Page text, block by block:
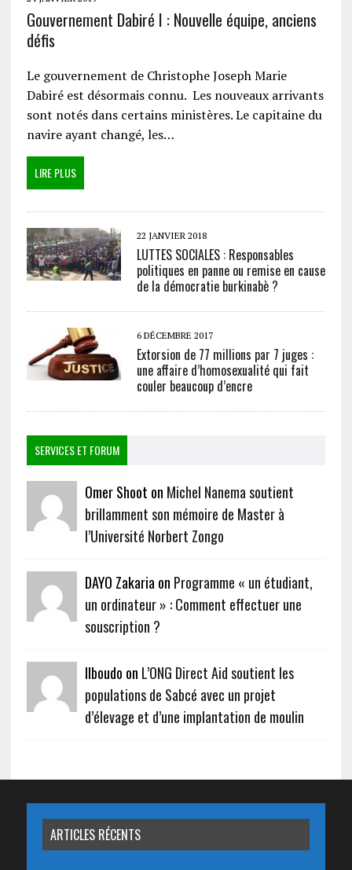
Gouvernement Dabiré I : Nouvelle équipe, anciens
défis
Le gouvernement de Christophe Joseph Marie
Dabiré est désormais connu. Les nouveaux arrivants
sont notés dans certains ministères. Le capitaine du
navire ayant changé, les…
LIRE PLUS
22 JANVIER 2018
LUTTES SOCIALES : Responsables
politiques en panne ou remise en cause
de la démocratie burkinabè ?
6 DÉCEMBRE 2017
Extorsion de 77 millions par 7 juges :
une affaire d’homosexualité qui fait
couler beaucoup d’encre
SERVICES ET FORUM
Omer Shoot on Michel Nanema soutient
brillamment son mémoire de Master à
l’Université Norbert Zongo
DAYO Zakaria on Programme « un étudiant,
un ordinateur » : Comment effectuer une
souscription ?
Ilboudo on L’ONG Direct Aid soutient les
populations de Sabcé avec un projet
d’élevage et d’une implantation de moulin
ARTICLES RÉCENTS